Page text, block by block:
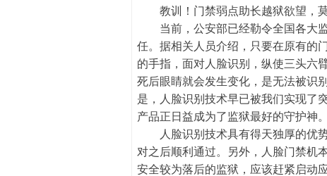
教训！门禁弱点助长越狱欲望，莫
当前，公安部已经勒令全国各大监
任。据相关人员介绍，只要在原有的
的手指，面对人脸识别，纵使三头六
死后眼睛就会发生变化，是无法被识
是，人脸识别技术早已被我们实现了
产品正日益成为了监狱最好的守护神
人脸识别技术具有得天独厚的优势
对之后顺利通过。另外，人脸门禁机
安全较为落后的监狱，应该赶紧启动